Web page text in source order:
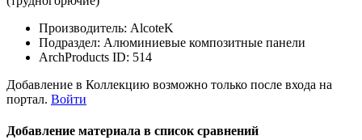
Производитель: AlcoteK
Подраздел: Алюминиевые композитные панели
ArchProducts ID: 514
Добавление в Коллекцию возможно только после входа на
портал. Войти
Добавление материала в список сравнений